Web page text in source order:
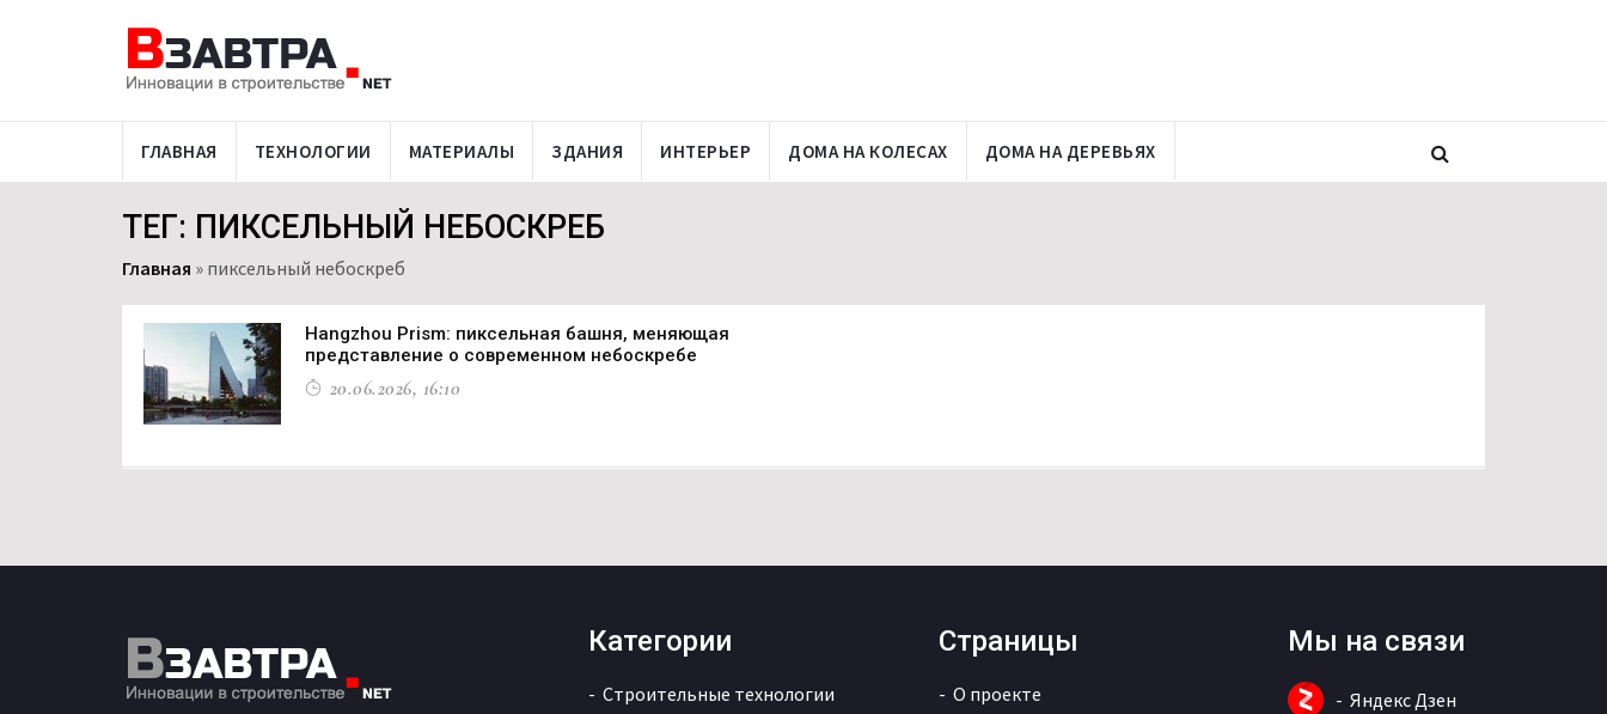
ГЛАВНАЯ ТЕХНОЛОГИИ МАТЕРИАЛЫ ЗДАНИЯ ИНТЕРЬЕР ДОМА НА КОЛЕСАХ ДОМА НА ДЕРЕВЬЯХ
ТЕГ: ПИКСЕЛЬНЫЙ НЕБОСКРЕБ
Главная » пиксельный небоскреб
Hangzhou Prism: пиксельная башня, меняющая
представление о современном небоскребе
20.06.2026, 16:10
Категории
Строительные технологии
Страницы
О проекте
Мы на связи
Яндекс Дзен